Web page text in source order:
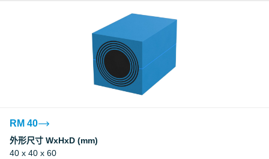
RM 40
外形尺寸 WxHxD (mm)
40 x 40 x 60